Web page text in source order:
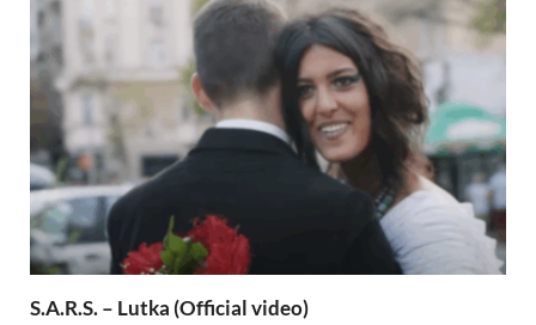
S.A.R.S. – Lutka (Official video)